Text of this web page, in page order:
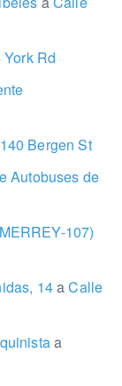
York Rd
140 Bergen St
Autobuses de
107)
14aCalle
a